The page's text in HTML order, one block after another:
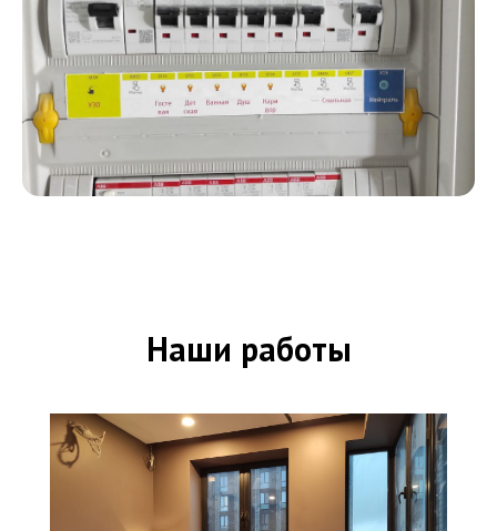
Наши работы